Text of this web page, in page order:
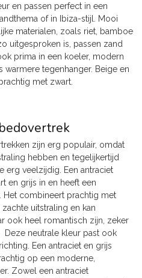
en passen perfect in een
of in Ibiza-stijl. Mooi
materialen, zoals riet, bamboe
uitgesproken is, passen zand
prima in een koeler, modern
warmere tegenhanger. Beige en
met zwart.
zijn erg populair, omdat
hebben en tegelijkertijd
erg veelzijdig. Een antraciet
en grijs in en heeft een
Het combineert prachtig met
uitstraling en kan
ook heel romantisch zijn, zeker
neutrale kleur past ook
Een antraciet en grijs
op een moderne,
Zowel een antraciet